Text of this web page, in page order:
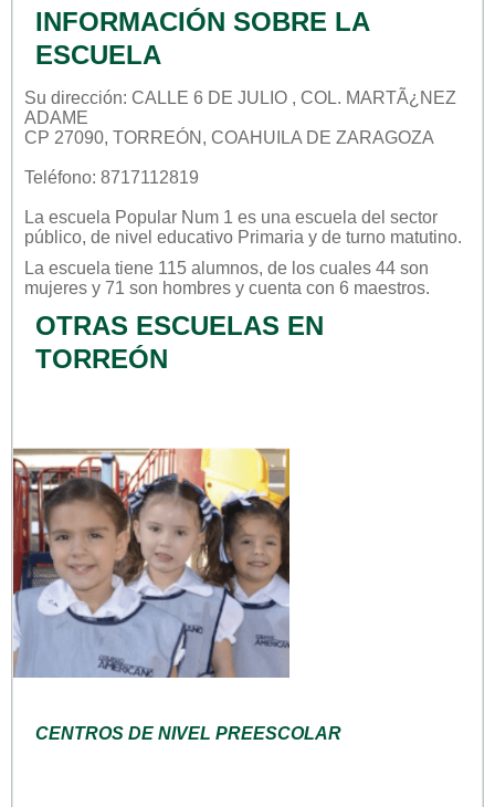
INFORMACIÓN SOBRE LA
ESCUELA
Su dirección: CALLE 6 DE JULIO , COL. MARTÃ¿NEZ
ADAME
CP 27090, TORREÓN, COAHUILA DE ZARAGOZA
Teléfono: 8717112819
La escuela Popular Num 1 es una escuela del sector
público, de nivel educativo Primaria y de turno matutino.
La escuela tiene 115 alumnos, de los cuales 44 son
mujeres y 71 son hombres y cuenta con 6 maestros.
OTRAS ESCUELAS EN
TORREÓN
CENTROS DE NIVEL PREESCOLAR